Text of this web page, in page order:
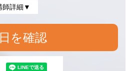
師詳細▼
を確認